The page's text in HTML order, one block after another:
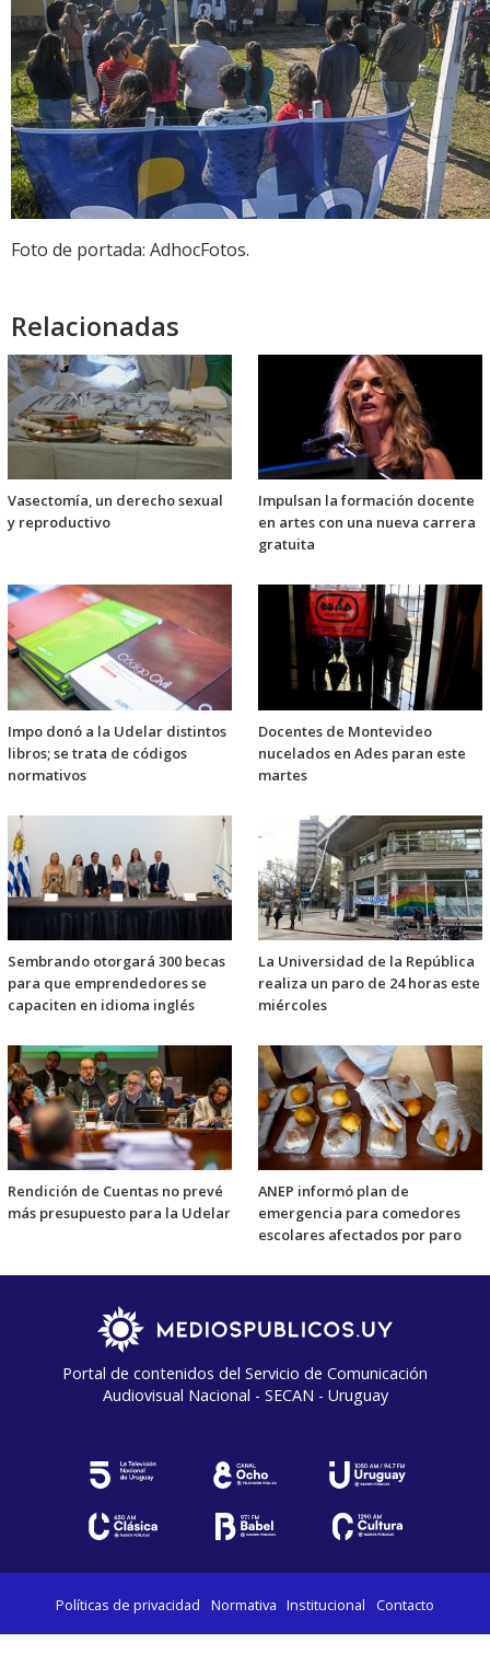
Foto de portada: AdhocFotos.
Relacionadas
Vasectomía, un derecho sexual
y reproductivo
Impulsan la formación docente
en artes con una nueva carrera
gratuita
Impo donó a la Udelar distintos
libros; se trata de códigos
normativos
Docentes de Montevideo
nucelados en Ades paran este
martes
Sembrando otorgará 300 becas
para que emprendedores se
capaciten en idioma inglés
La Universidad de la República
realiza un paro de 24 horas este
miércoles
Rendición de Cuentas no prevé
más presupuesto para la Udelar
ANEP informó plan de
emergencia para comedores
escolares afectados por paro
Portal de contenidos del Servicio de Comunicación
Audiovisual Nacional - SECAN - Uruguay
Políticas de privacidad Normativa Institucional Contacto